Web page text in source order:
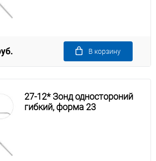
В корзину
27-12* Зонд одностороний
гибкий, форма 23